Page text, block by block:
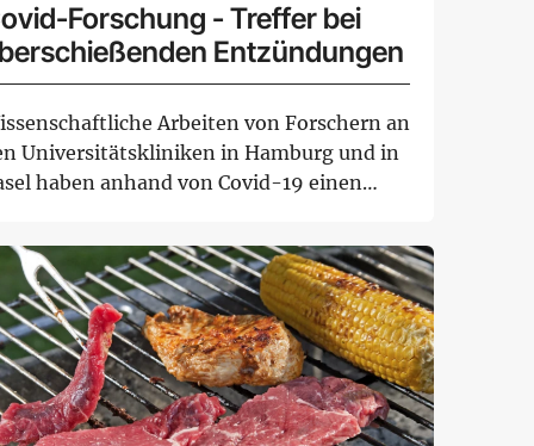
Forschung - Treffer bei
Entzündungen
Arbeiten von Forschern an
Universitätskliniken in Hamburg und in
haben anhand von Covid-19 einen